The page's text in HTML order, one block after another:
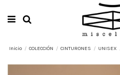
Inicio COLECCIÓN CINTURONES UNISEX